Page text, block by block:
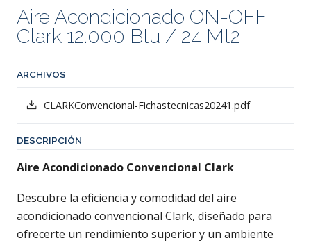
Aire Acondicionado ON-OFF
Clark 12.000 Btu / 24 Mt2
ARCHIVOS
CLARKConvencional-Fichastecnicas20241.pdf
DESCRIPCIÓN
Aire Acondicionado Convencional Clark
Descubre la eficiencia y comodidad del aire
acondicionado convencional Clark, diseñado para
ofrecerte un rendimiento superior y un ambiente